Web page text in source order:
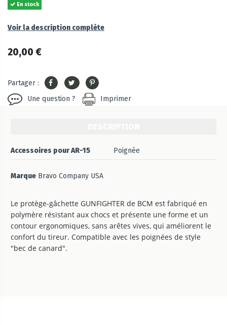
En stock
Voir la description complète
20,00 €
Partager :
Une question ?
Imprimer
Accessoires pour AR-15 Poignée
Marque Bravo Company USA
Le protège-gâchette GUNFIGHTER de BCM est fabriqué en
polymère résistant aux chocs et présente une forme et un
contour ergonomiques, sans arêtes vives, qui améliorent le
confort du tireur. Compatible avec les poignées de style
"bec de canard".